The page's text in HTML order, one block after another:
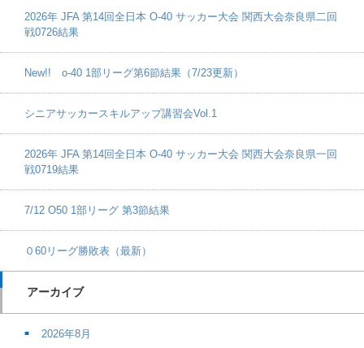
2026年 JFA 第14回全日本 O-40 サッカー大会 関西大会奈良県二回
戦0726結果
New!! o-40 1部リーグ第6節結果（7/23更新）
シニアサッカースキルアップ講習会Vol.1
2026年 JFA 第14回全日本 O-40 サッカー大会 関西大会奈良県一回
戦0719結果
7/12 O50 1部リーグ 第3節結果
０60リーグ勝敗表（最新）
アーカイブ
2026年8月